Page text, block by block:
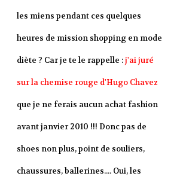
les miens pendant ces quelques
heures de mission shopping en mode
diète ? Car je te le rappelle :j'ai juré
sur la chemise rouge d'Hugo Chavez
que je ne ferais aucun achat fashion
avant janvier 2010 !!! Donc pas de
shoes non plus, point de souliers,
chaussures, ballerines.... Oui, les